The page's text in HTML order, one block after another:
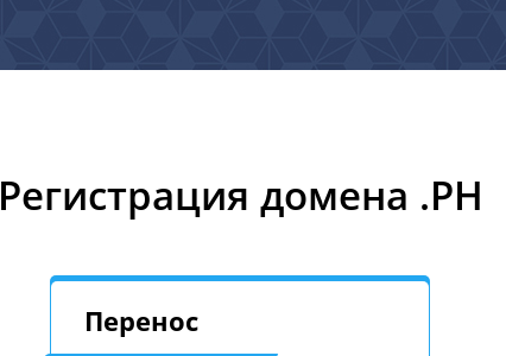
Регистрация домена .PH
Перенос